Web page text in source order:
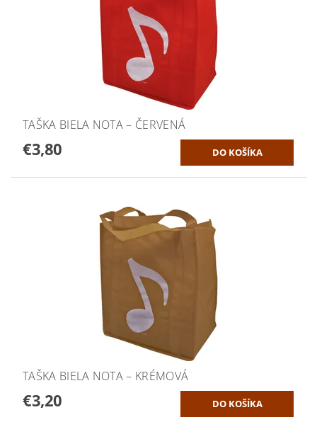
TAŠKA BIELA NOTA – ČERVENÁ
€3,80
TAŠKA BIELA NOTA – KRÉMOVÁ
€3,20